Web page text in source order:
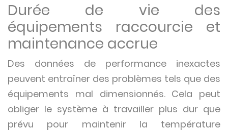
Durée de vie des
équipements raccourcie et
maintenance accrue
Des données de performance inexactes
peuvent entraîner des problèmes tels que des
équipements mal dimensionnés. Cela peut
obliger le système à travailler plus dur que
prévu pour maintenir la température